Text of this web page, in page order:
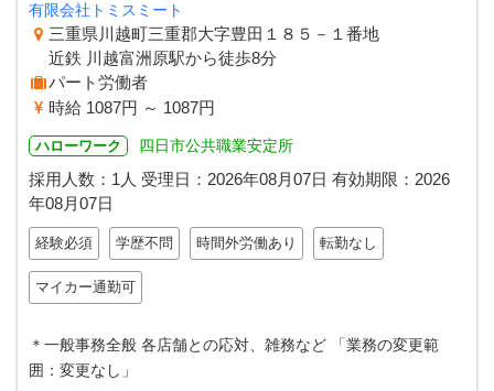
有限会社トミスミート
三重県川越町三重郡大字豊田１８５－１番地
近鉄 川越富洲原駅から徒歩8分
パート労働者
時給 1087円 ～ 1087円
ハローワーク 四日市公共職業安定所
採用人数：1人 受理日： 2026年08月07日 有効期限： 2026
年08月07日
経験必須 学歴不問 時間外労働あり 転勤なし
マイカー通勤可
＊一般事務全般 各店舗との応対、雑務など 「業務の変更範
囲：変更なし」